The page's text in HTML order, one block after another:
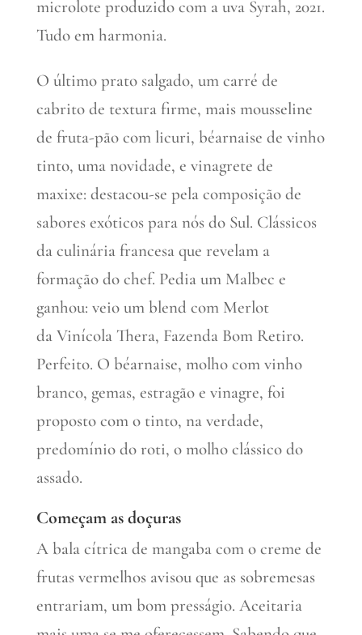
microlote produzido com a uva Syrah, 2021.
Tudo em harmonia.
O último prato salgado, um carré de
cabrito de textura firme, mais mousseline
de fruta-pão com licuri, béarnaise de vinho
tinto, uma novidade, e vinagrete de
maxixe: destacou-se pela composição de
sabores exóticos para nós do Sul. Clássicos
da culinária francesa que revelam a
formação do chef. Pedia um Malbec e
ganhou: veio um blend com Merlot
da Vinícola Thera, Fazenda Bom Retiro.
Perfeito. O béarnaise, molho com vinho
branco, gemas, estragão e vinagre, foi
proposto com o tinto, na verdade,
predomínio do roti, o molho clássico do
assado.
Começam as doçuras
A bala cítrica de mangaba com o creme de
frutas vermelhos avisou que as sobremesas
entrariam, um bom presságio. Aceitaria